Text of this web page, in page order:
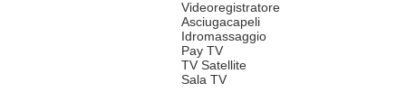
Videoregistratore
Asciugacapeli
Idromassaggio
Pay TV
TV Satellite
Sala TV